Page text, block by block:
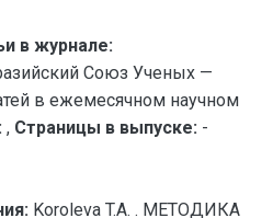
в журнале:
Союз Ученых —
в ежемесячном научном
, Страницы в выпуске: -
Koroleva T.A. . МЕТОДИКА